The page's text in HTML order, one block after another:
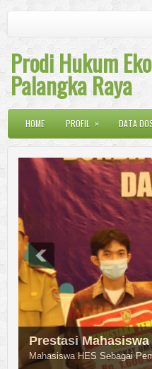
Prodi Hukum
Palangka Raya
HOME PROFIL » DATA
Prestasi Mahasiswa
Mahasiswa HES Sebagai